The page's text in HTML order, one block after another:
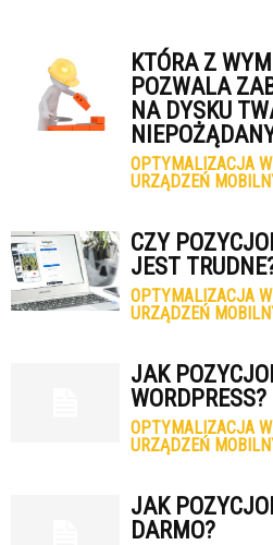
KTÓRA Z
POZWALA
NA DYSKU
OPTYMALIZACJA
URZĄDZEŃ
CZY
JEST
OPTYMALIZACJA
URZĄDZEŃ
JAK
WORDPRESS?
OPTYMALIZACJA
URZĄDZEŃ
JAK
DARMO?